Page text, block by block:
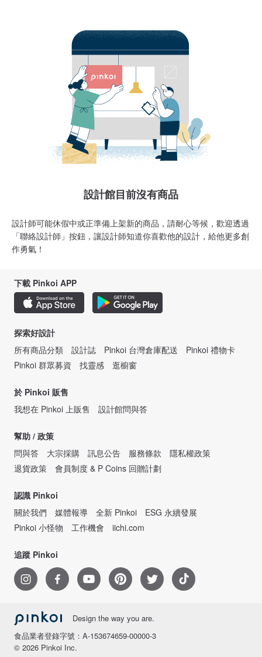
設計館目前沒有商品
設計師可能休假中或正準備上架新的商品，請耐心等候，歡迎透過
「聯絡設計師」按鈕，讓設計師知道你喜歡他的設計，給他更多創
作勇氣！
下載 Pinkoi APP
探索好設計
所有商品分類
設計誌 Pinkoi 台灣倉庫配送
Pinkoi 禮物卡
Pinkoi 群眾募資
找靈感 逛櫥窗
於 Pinkoi 販售
我想在 Pinkoi 上販售
設計館問與答
幫助 / 政策
問與答
大宗採購 訊息公告 服務條款
隱私權政策
退貨政策
會員制度 & P Coins 回贈計劃
認識 Pinkoi
關於我們
媒體報導 全新 Pinkoi
ESG 永續發展
Pinkoi 小怪物
工作機會 iichi.com
追蹤 Pinkoi
Design the way you are.
食品業者登錄字號：A-153674659-00000-3
© 2026 Pinkoi Inc.